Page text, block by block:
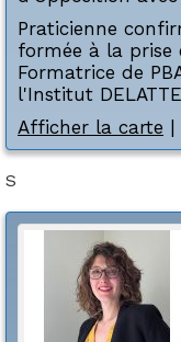
Praticienne
formée à la prise
Formatrice de
l'Institut
Afficher la carte
S